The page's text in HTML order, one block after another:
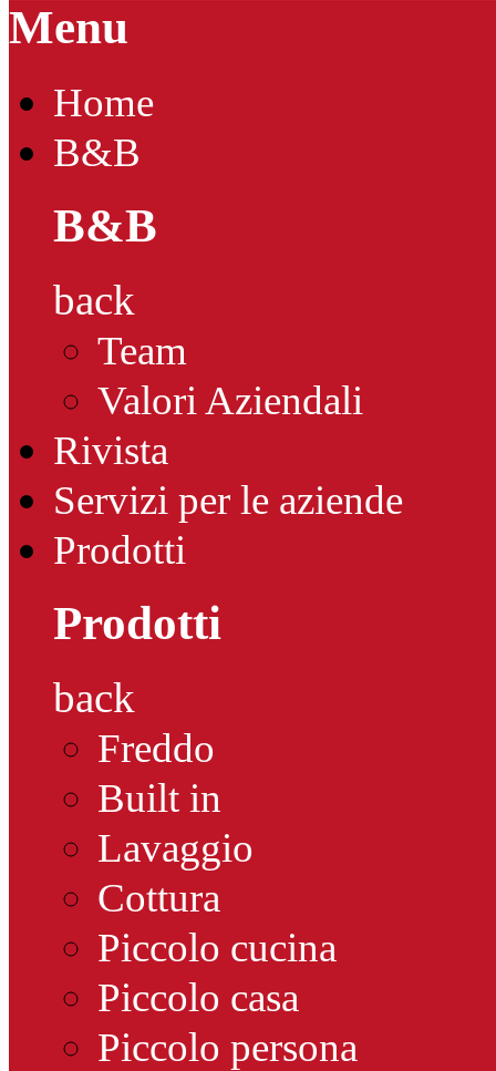
Menu
Home
B&B
B&B
back
Team
Valori Aziendali
Rivista
Servizi per le aziende
Prodotti
Prodotti
back
Freddo
Built in
Lavaggio
Cottura
Piccolo cucina
Piccolo casa
Piccolo persona